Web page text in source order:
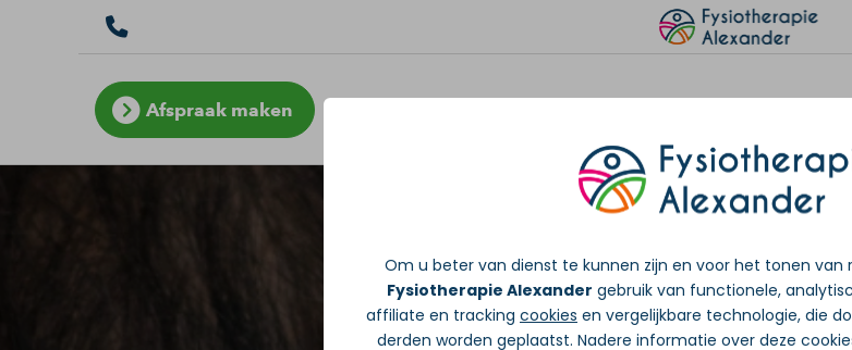
Om u beter van dienst te kunnen zijn en voor het tonen
Fysiotherapie Alexander gebruik van functionele,
affiliate en tracking cookies en vergelijkbare technologie, die
derden worden geplaatst. Nadere informatie over deze
Afspraak maken